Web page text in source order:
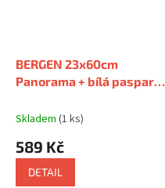
BERGEN 23x60cm
Panorama + bílá pasparta
paspartou na 4 foto
Skladem (1 ks)
589 Kč
DETAIL